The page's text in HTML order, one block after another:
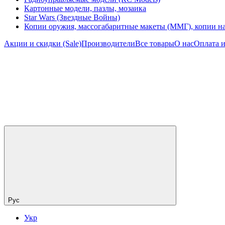
Картонные модели, пазлы, мозаика
Star Wars (Звездные Войны)
Копии оружия, массогабаритные макеты (ММГ), копии
Акции и скидки (Sale)ПроизводителиВсе товарыО насОплата
Рус
Укр